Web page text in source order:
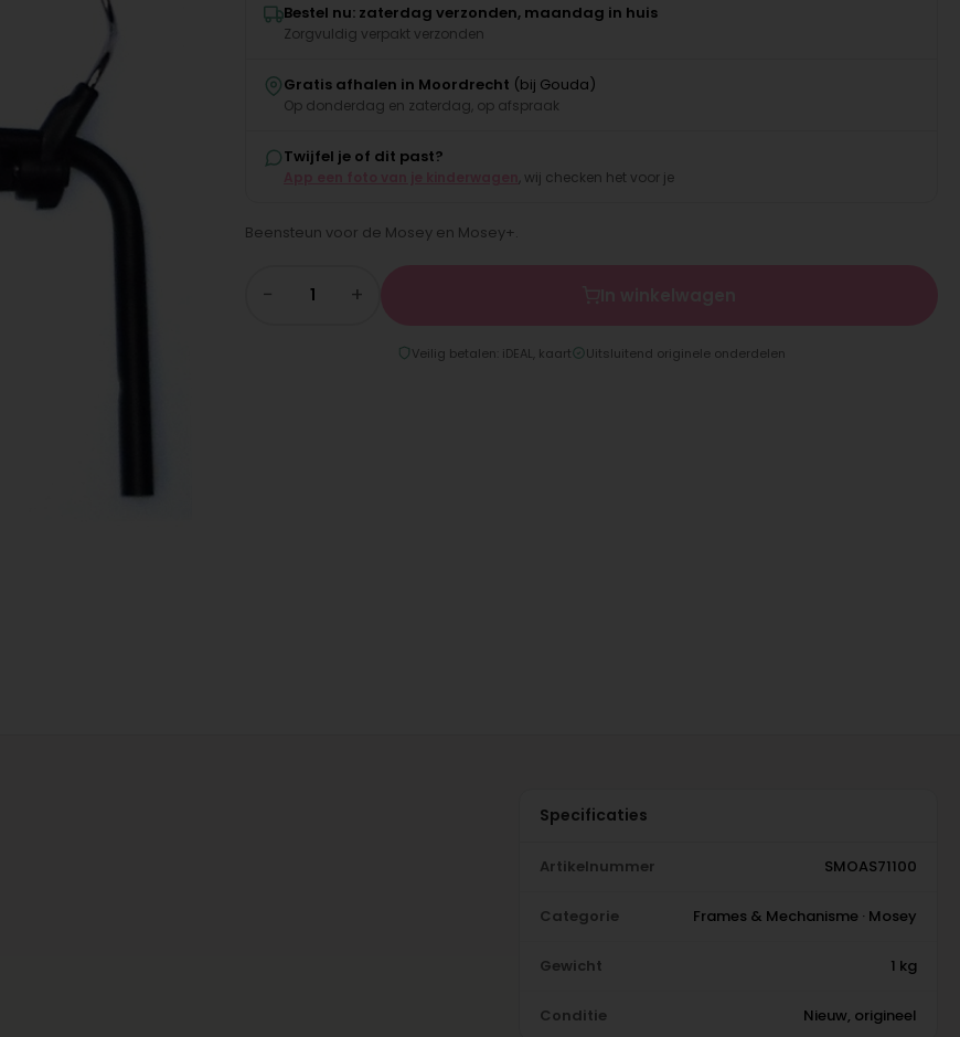
Bestel nu: zaterdag verzonden, maandag in huis
Zorgvuldig verpakt verzonden
Gratis afhalen in Moordrecht (bij Gouda)
Op donderdag en zaterdag, op afspraak
Twijfel je of dit past?
, wij checken het voor je
Beensteun voor de Mosey en Mosey+.
− +
Veilig betalen: iDEAL, kaart Uitsluitend originele onderdelen
Specificaties
Artikelnummer SMOAS71100
Categorie Frames & Mechanisme · Mosey
Gewicht 1 kg
Conditie Nieuw, origineel